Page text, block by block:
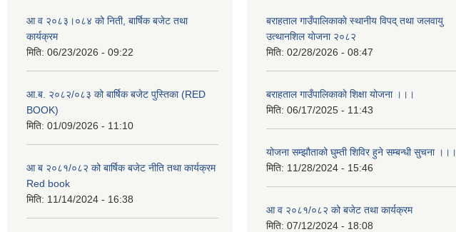
आ व २०८३।०८४ को निती, बार्षिक बजेट तथा
कार्यक्रम
मिति: 06/23/2026 - 09:22
आ.ब. २०८२/०८३ को बार्षिक बजेट पुस्तिका (RED
BOOK)
मिति: 01/09/2026 - 11:10
आ ब २०८१/०८२ को बार्षिक बजेट नीति तथा कार्यक्रम
Red book
मिति: 11/14/2024 - 16:38
बराहताल गाउँपालिकाकाे स्थानीय विपद् तथा जलवायु
उत्थानशिल याेजना २०८२
मिति: 02/28/2026 - 08:47
बराहताल गाउँपालिकाको शिक्षा योजना ।।।
मिति: 06/17/2025 - 11:43
योजना सम्झौताको घुम्ती शिविर हुने सम्बन्धी सुचना ।।।
मिति: 11/28/2024 - 15:46
आ व २०८१/०८२ को बजेट तथा कार्यक्रम
मिति: 07/12/2024 - 18:08